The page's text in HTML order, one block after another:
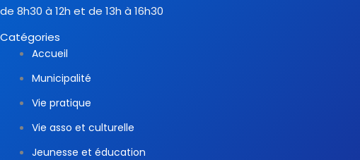
de 8h30 à 12h et de 13h à 16h30
Catégories
Accueil
Municipalité
Vie pratique
Vie asso et culturelle
Jeunesse et éducation